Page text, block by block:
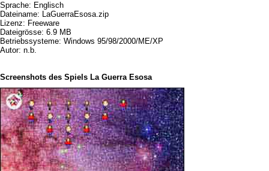
Sprache: Englisch
Dateiname: LaGuerraEsosa.zip
Lizenz: Freeware
Dateigrösse: 6.9 MB
Betriebssysteme: Windows 95/98/2000/ME/XP
Autor: n.b.
Screenshots des Spiels La Guerra Esosa